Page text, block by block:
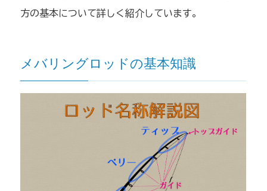
方の基本について詳しく紹介しています。
メバリングロッドの基本知識